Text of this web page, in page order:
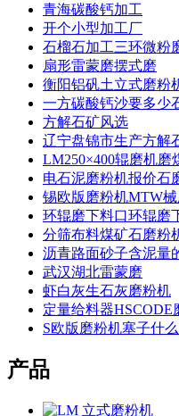
青海碳酸钙加工
开个小型加工厂
石榴石加工三环微粉
扇形雷蒙磨摆式磨
衡阳铝矾土立式磨粉
一方碳酸钙沙要多少
方解石矿风选
辽宁盘锦市生产方解
LM250×400辊磨机磨
电石泥磨粉机报价石
锡欧版磨粉机MTW
环辊磨下料口环辊磨
分筛布料煤矿石磨粉
沥青路面砂子含泥量
武汉湖北雷蒙磨
虾白灰生石灰磨粉机
定量给料器HSCODE
S欧版磨粉机塞子什
产品